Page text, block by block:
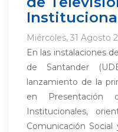
Miércoles, 31 Agosto
En las instalaciones
de Santander
lanzamiento de la
en Presentación
Institucionales,
Comunicación